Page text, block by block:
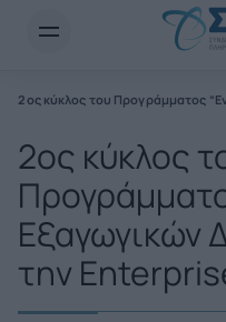
2ος κύκλος του Προγράμματος
2ος κύκλος
Εξαγωγικών
την
Newsletter Email*